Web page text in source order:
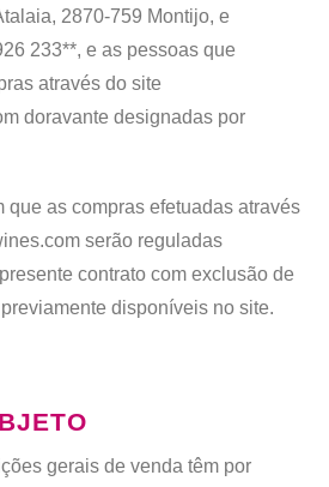
2870-759 Montijo, e
233**, e as pessoas que
através do site
doravante designadas por
que as compras efetuadas através
serão reguladas
contrato com exclusão de
disponíveis no site.
gerais de venda têm por